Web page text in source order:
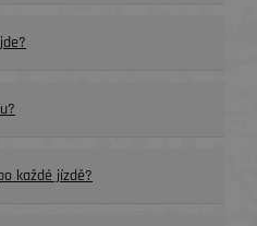
každé jízdě?